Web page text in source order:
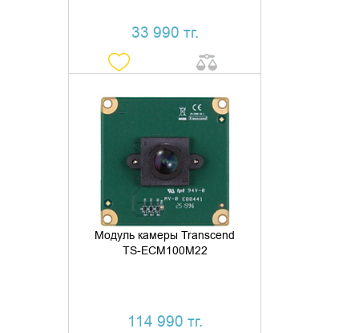
33 990 тг.
Модуль камеры Transcend
TS-ECM100M22
114 990 тг.
ДОБАВИТЬ В КОРЗИНУ
КУПИТЬ В 1 КЛИК